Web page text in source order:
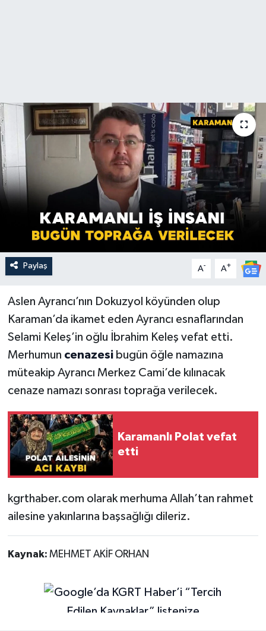
Paylaş A- A+
Aslen Ayrancı’nın Dokuzyol köyünden olup
Karaman’da ikamet eden Ayrancı esnaflarından
Selami Keleş’in oğlu İbrahim Keleş vefat etti.
Merhumun cenazesi bugün öğle namazına
müteakip Ayrancı Merkez Cami’de kılınacak
cenaze namazı sonrası toprağa verilecek.
Karamanlı Polat vefat
etti
kgrthaber.com olarak merhuma Allah’tan rahmet
ailesine yakınlarına başsağlığı dileriz.
Kaynak: MEHMET AKİF ORHAN